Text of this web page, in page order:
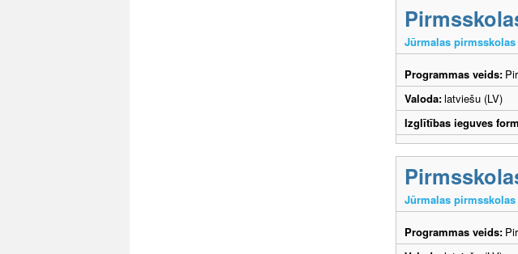
Jūrmalas
Programmas veids:
Valoda:latviešu (LV)
Izglītības ieguves
Jūrmalas
Programmas veids: